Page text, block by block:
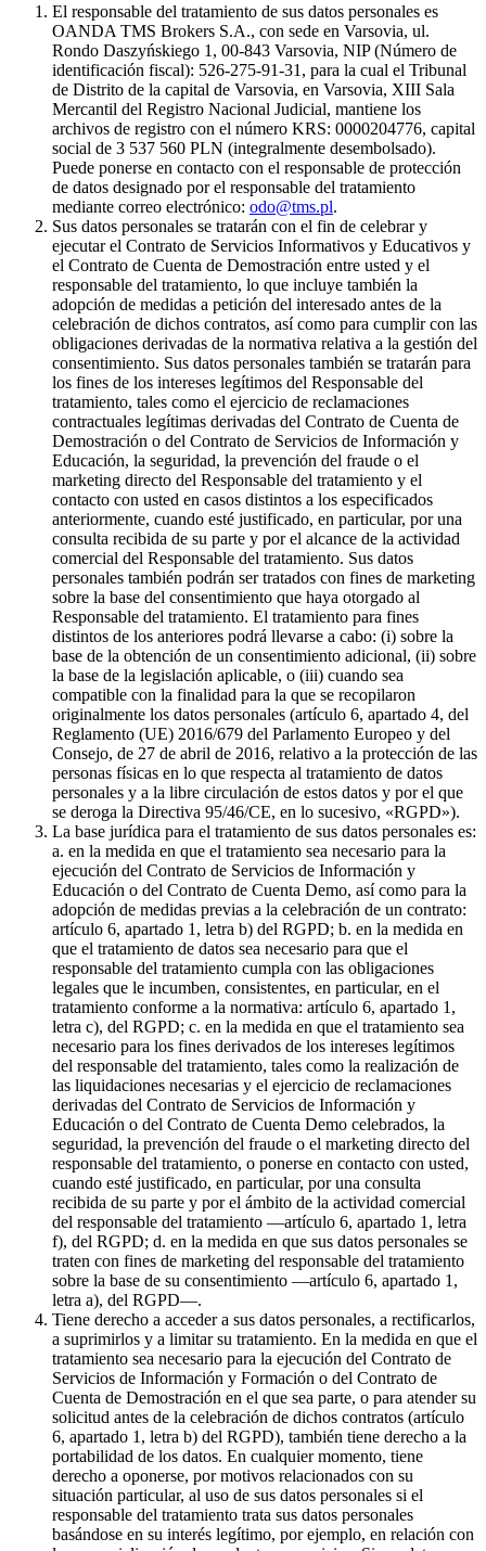
El responsable del tratamiento de sus datos personales es
OANDA TMS Brokers S.A., con sede en Varsovia, ul.
Rondo Daszyńskiego 1, 00-843 Varsovia, NIP (Número de
identificación fiscal): 526-275-91-31, para la cual el Tribunal
de Distrito de la capital de Varsovia, en Varsovia, XIII Sala
Mercantil del Registro Nacional Judicial, mantiene los
archivos de registro con el número KRS: 0000204776, capital
social de 3 537 560 PLN (integralmente desembolsado).
Puede ponerse en contacto con el responsable de protección
de datos designado por el responsable del tratamiento
mediante correo electrónico: odo@tms.pl.
Sus datos personales se tratarán con el fin de celebrar y
ejecutar el Contrato de Servicios Informativos y Educativos y
el Contrato de Cuenta de Demostración entre usted y el
responsable del tratamiento, lo que incluye también la
adopción de medidas a petición del interesado antes de la
celebración de dichos contratos, así como para cumplir con las
obligaciones derivadas de la normativa relativa a la gestión del
consentimiento. Sus datos personales también se tratarán para
los fines de los intereses legítimos del Responsable del
tratamiento, tales como el ejercicio de reclamaciones
contractuales legítimas derivadas del Contrato de Cuenta de
Demostración o del Contrato de Servicios de Información y
Educación, la seguridad, la prevención del fraude o el
marketing directo del Responsable del tratamiento y el
contacto con usted en casos distintos a los especificados
anteriormente, cuando esté justificado, en particular, por una
consulta recibida de su parte y por el alcance de la actividad
comercial del Responsable del tratamiento. Sus datos
personales también podrán ser tratados con fines de marketing
sobre la base del consentimiento que haya otorgado al
Responsable del tratamiento. El tratamiento para fines
distintos de los anteriores podrá llevarse a cabo: (i) sobre la
base de la obtención de un consentimiento adicional, (ii) sobre
la base de la legislación aplicable, o (iii) cuando sea
compatible con la finalidad para la que se recopilaron
originalmente los datos personales (artículo 6, apartado 4, del
Reglamento (UE) 2016/679 del Parlamento Europeo y del
Consejo, de 27 de abril de 2016, relativo a la protección de las
personas físicas en lo que respecta al tratamiento de datos
personales y a la libre circulación de estos datos y por el que
se deroga la Directiva 95/46/CE, en lo sucesivo, «RGPD»).
La base jurídica para el tratamiento de sus datos personales es:
a. en la medida en que el tratamiento sea necesario para la
ejecución del Contrato de Servicios de Información y
Educación o del Contrato de Cuenta Demo, así como para la
adopción de medidas previas a la celebración de un contrato:
artículo 6, apartado 1, letra b) del RGPD; b. en la medida en
que el tratamiento de datos sea necesario para que el
responsable del tratamiento cumpla con las obligaciones
legales que le incumben, consistentes, en particular, en el
tratamiento conforme a la normativa: artículo 6, apartado 1,
letra c), del RGPD; c. en la medida en que el tratamiento sea
necesario para los fines derivados de los intereses legítimos
del responsable del tratamiento, tales como la realización de
las liquidaciones necesarias y el ejercicio de reclamaciones
derivadas del Contrato de Servicios de Información y
Educación o del Contrato de Cuenta Demo celebrados, la
seguridad, la prevención del fraude o el marketing directo del
responsable del tratamiento, o ponerse en contacto con usted,
cuando esté justificado, en particular, por una consulta
recibida de su parte y por el ámbito de la actividad comercial
del responsable del tratamiento —artículo 6, apartado 1, letra
f), del RGPD; d. en la medida en que sus datos personales se
traten con fines de marketing del responsable del tratamiento
sobre la base de su consentimiento —artículo 6, apartado 1,
letra a), del RGPD—.
Tiene derecho a acceder a sus datos personales, a rectificarlos,
a suprimirlos y a limitar su tratamiento. En la medida en que el
tratamiento sea necesario para la ejecución del Contrato de
Servicios de Información y Formación o del Contrato de
Cuenta de Demostración en el que sea parte, o para atender su
solicitud antes de la celebración de dichos contratos (artículo
6, apartado 1, letra b) del RGPD), también tiene derecho a la
portabilidad de los datos. En cualquier momento, tiene
derecho a oponerse, por motivos relacionados con su
situación particular, al uso de sus datos personales si el
responsable del tratamiento trata sus datos personales
basándose en su interés legítimo, por ejemplo, en relación con